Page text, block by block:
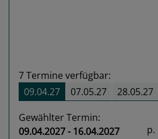
7Termine verfügbar:
09.04.27
07.05.27 28.05.27
Gewählter Termin:
09.04.2027 - 16.04.2027
p.